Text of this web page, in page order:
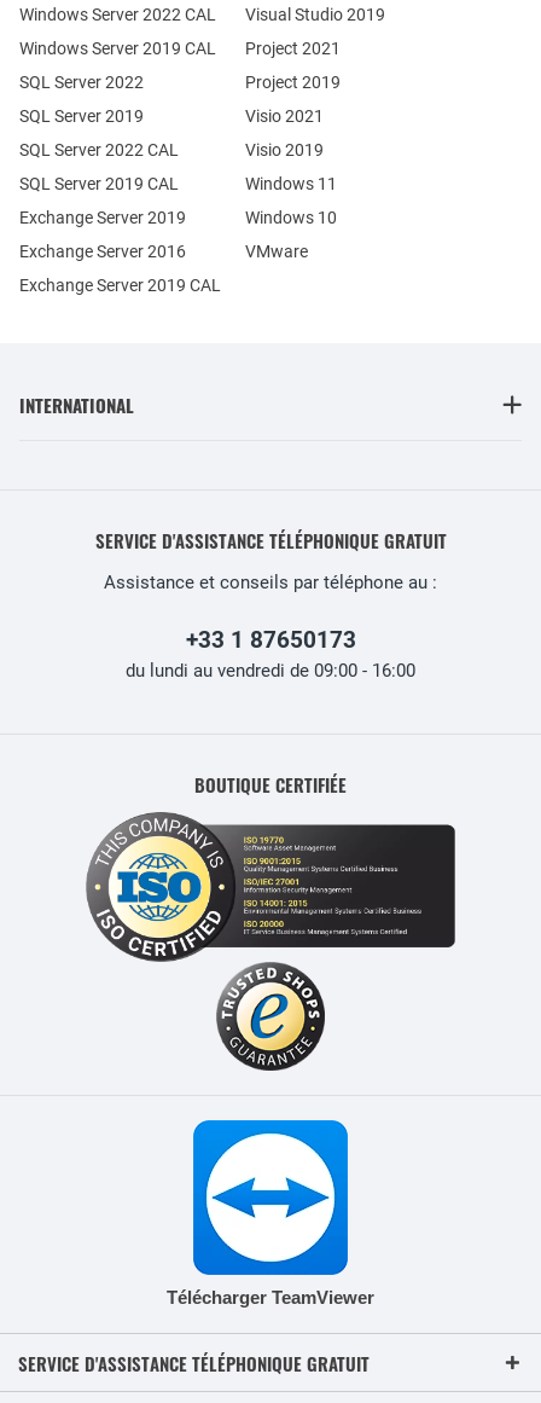
Exchange Server 2019
Exchange Server 2016
SQL Server 2022
SQL Server 2019
Windows Server 2022 CAL
Windows Server 2019 CAL
SQL Server 2022 CAL
SQL Server 2019 CAL
Exchange Server 2019 CAL
Visual Studio 2019
Project 2021
Project 2019
Visio 2021
Visio 2019
Windows 11
Windows 10
VMware
INTERNATIONAL
SERVICE D'ASSISTANCE TÉLÉPHONIQUE GRATUIT
Assistance et conseils par téléphone au :
+33 1 87650173
du lundi au vendredi de 09:00 - 16:00
BOUTIQUE CERTIFIÉE
Télécharger TeamViewer
SERVICE D'ASSISTANCE TÉLÉPHONIQUE GRATUIT